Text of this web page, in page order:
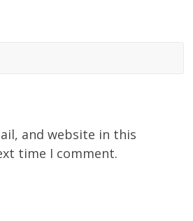
and website in this
time I comment.